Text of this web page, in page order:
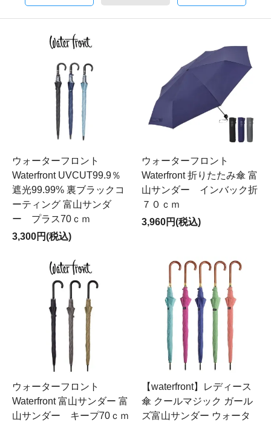
ウォーターフロント
Waterfront UVCUT99.9％
遮光99.99% 裏ブラックコ
ーティング 富山サンダ
ー プラス70ｃｍ
3,300円(税込)
ウォーターフロント
Waterfront 折りたたみ傘 富
山サンダー インバック折
７０ｃｍ
3,960円(税込)
ウォーターフロント
Waterfront 富山サンダー 富
山サンダー キープ70ｃｍ
【waterfront】レディース
傘 クールマジック ガール
ズ富山サンダー ウォータ